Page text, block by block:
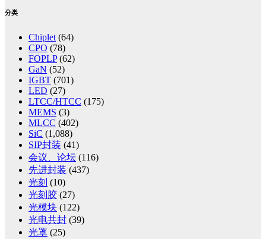
分类
Chiplet (64)
CPO (78)
FOPLP(62)
GaN (52)
IGBT (701)
LED (27)
LTCC/HTCC (175)
MEMS (3)
MLCC (402)
SiC (1,088)
SIP封装 (41)
会议、论坛 (116)
先进封装 (437)
光刻 (10)
光刻胶 (27)
光模块 (122)
光电共封 (39)
光罩 (25)